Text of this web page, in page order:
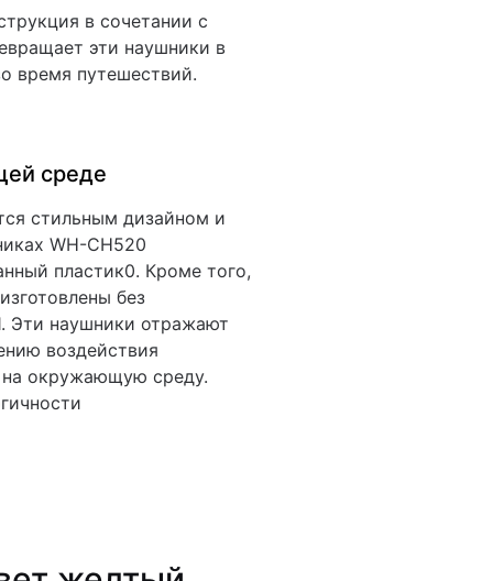
в сочетании с
эти наушники в
время путешествий.
среде
стильным дизайном и
WH-CH520
пластик0. Кроме того,
без
Эти наушники отражают
воздействия
на окружающую среду.